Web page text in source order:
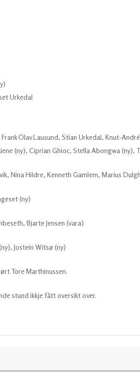
Urkedal
Olav Lausund, Stian Urkedal, Knut-
(ny), Ciprian Ghioc, Stella Abongwa (ny),
Nina Hildre, Kenneth Gamlem, Marius
(ny)
Bjarte Jensen (vara)
Jostein Witsø (ny)
Tore Marthinussen.
stund ikkje fått oversikt over.